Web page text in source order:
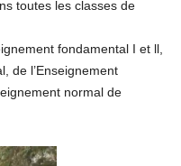
toutes les classes de
fondamental I et ll,
de l’Enseignement
normal de